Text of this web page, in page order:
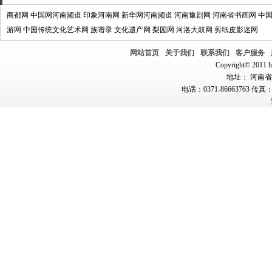
商都网 中国网河南频道 印象河南网 新华网河南频道 河南豫剧网 河南省书画网 中
游网 中国传统文化艺术网 族谱录 文化遗产网 梨园网 河洛大鼓网 剪纸皮影迷网
网站首页 关于我们 联系我们 客户服务
Copyright© 2011
地址： 河南
电话：0371-86663763 传真